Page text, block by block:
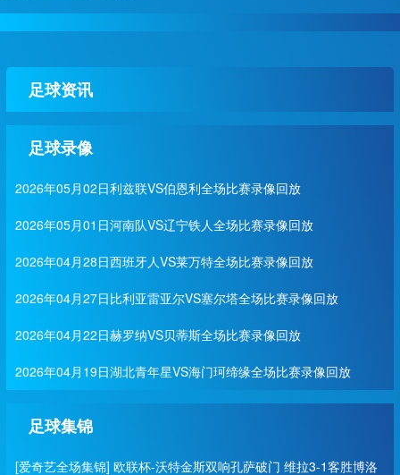
足球资讯
足球录像
2026年05月02日利兹联VS伯恩利全场比赛录像回放
2026年05月01日河南队VS辽宁铁人全场比赛录像回放
2026年04月28日西班牙人VS莱万特全场比赛录像回放
2026年04月27日比利亚雷亚尔VS塞尔塔全场比赛录像回放
2026年04月22日赫罗纳VS贝蒂斯全场比赛录像回放
2026年04月19日湖北青年星VS海门珂缔缘全场比赛录像回放
足球集锦
[爱奇艺全场集锦] 欧联杯-沃特金斯双响孔萨破门 维拉3-1客胜博洛